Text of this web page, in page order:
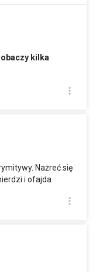
kilka
Nażreć się
i ofajda